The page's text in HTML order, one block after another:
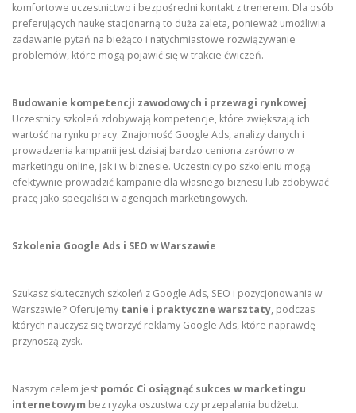
komfortowe uczestnictwo i bezpośredni kontakt z trenerem. Dla osób
preferujących naukę stacjonarną to duża zaleta, ponieważ umożliwia
zadawanie pytań na bieżąco i natychmiastowe rozwiązywanie
problemów, które mogą pojawić się w trakcie ćwiczeń.
Budowanie kompetencji zawodowych i przewagi rynkowej
Uczestnicy szkoleń zdobywają kompetencje, które zwiększają ich
wartość na rynku pracy. Znajomość Google Ads, analizy danych i
prowadzenia kampanii jest dzisiaj bardzo ceniona zarówno w
marketingu online, jak i w biznesie. Uczestnicy po szkoleniu mogą
efektywnie prowadzić kampanie dla własnego biznesu lub zdobywać
pracę jako specjaliści w agencjach marketingowych.
Szkolenia Google Ads i SEO w Warszawie
Szukasz skutecznych szkoleń z Google Ads, SEO i pozycjonowania w
Warszawie? Oferujemy tanie i praktyczne warsztaty, podczas
których nauczysz się tworzyć reklamy Google Ads, które naprawdę
przynoszą zysk.
Naszym celem jest pomóc Ci osiągnąć sukces w marketingu
internetowym bez ryzyka oszustwa czy przepalania budżetu.